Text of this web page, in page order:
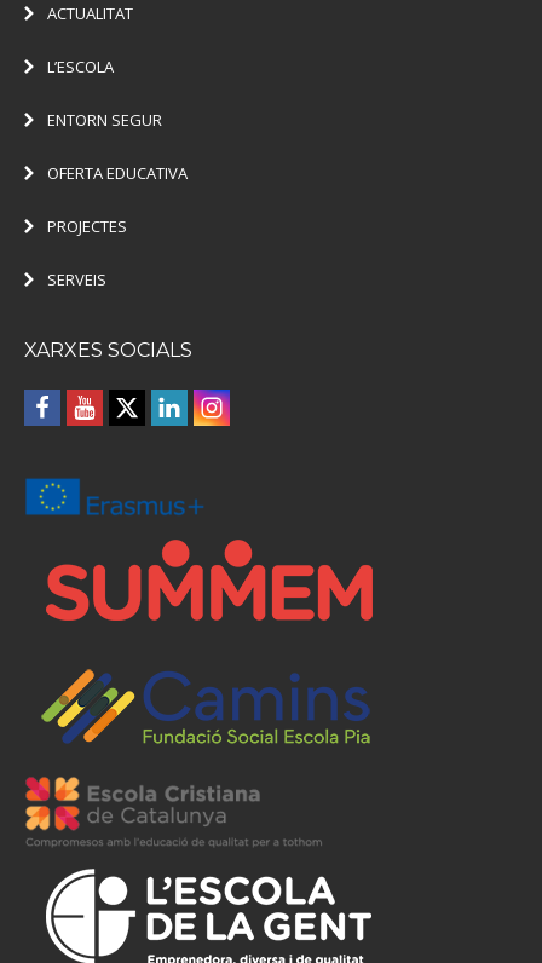
ACTUALITAT
L’ESCOLA
ENTORN SEGUR
OFERTA EDUCATIVA
PROJECTES
SERVEIS
XARXES SOCIALS